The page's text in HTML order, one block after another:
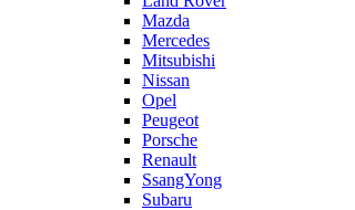
Mazda
Mercedes
Mitsubishi
Nissan
Opel
Peugeot
Porsche
Renault
SsangYong
Subaru